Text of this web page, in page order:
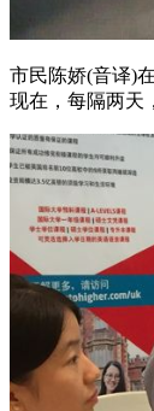
市民陈娇(音译)
现在，每隔两天